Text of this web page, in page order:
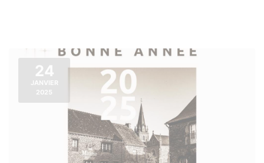
24
JANVIER
2025